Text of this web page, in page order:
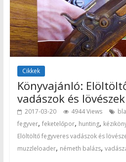
Cikkek
Könyvajánló:
vadászok és
2017-03-20 4944 Views
fegyver, feketelőpor, hunting,
Elöltöltő fegyveres vadászok és
muzzleloader, németh balázs,